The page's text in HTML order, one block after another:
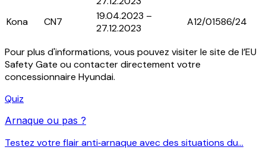
Kona CN7
19.04.2023 –
27.12.2023
A12/01586/24
Pour plus d'informations, vous pouvez visiter le site de l’EU
Safety Gate ou contacter directement votre
concessionnaire Hyundai.
Quiz
Arnaque ou pas ?
Testez votre flair anti‑arnaque avec des situations du...